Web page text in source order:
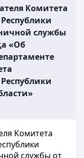
Комитета
службы
«Об
Комитета
службы от